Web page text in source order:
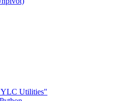
Utilities"